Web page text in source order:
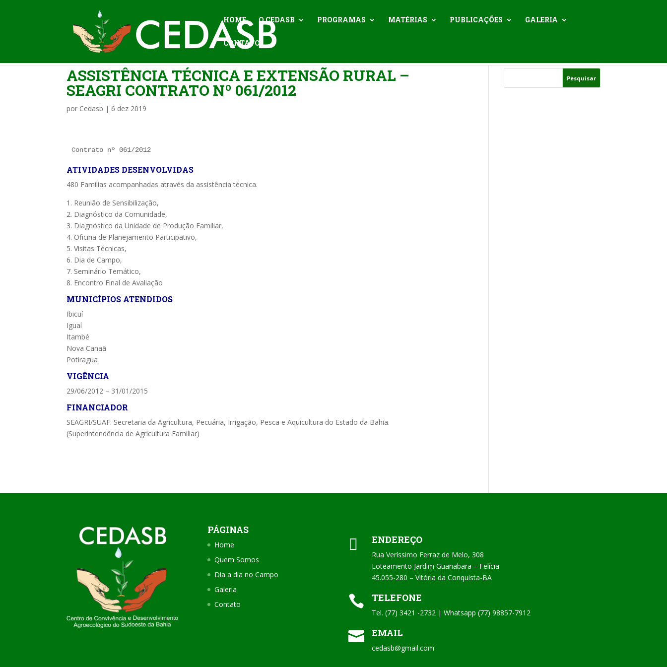
HOME O CEDASB PROGRAMAS MATÉRIAS PUBLICAÇÕES GALERIA
CONTATO
ASSISTÊNCIA TÉCNICA E EXTENSÃO RURAL –
SEAGRI CONTRATO Nº 061/2012
por Cedasb |6 dez 2019
Contrato nº 061/2012
ATIVIDADES DESENVOLVIDAS
480 Famílias acompanhadas através da assistência técnica.
1. Reunião de Sensibilização,
2. Diagnóstico da Comunidade,
3. Diagnóstico da Unidade de Produção Familiar,
4. Oficina de Planejamento Participativo,
5. Visitas Técnicas,
6. Dia de Campo,
7. Seminário Temático,
8. Encontro Final de Avaliação
MUNICÍPIOS ATENDIDOS
Ibicuí
Iguaí
Itambé
Nova Canaã
Potiragua
VIGÊNCIA
29/06/2012 – 31/01/2015
FINANCIADOR
SEAGRI/SUAF: Secretaria da Agricultura, Pecuária, Irrigação, Pesca e Aquicultura do Estado da Bahia.
(Superintendência de Agricultura Familiar)
PÁGINAS
Home
Quem Somos
Dia a dia no Campo
Galeria
Contato
 ENDEREÇO
Rua Veríssimo Ferraz de Melo, 308
Loteamento Jardim Guanabara – Felícia
45.055-280 – Vitória da Conquista-BA
 TELEFONE
Tel. (77) 3421 -2732 | Whatsapp (77) 98857-7912
 EMAIL
cedasb@gmail.com